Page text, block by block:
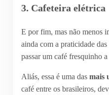
3. Cafeteira elétrica
E por fim, mas não menos
ainda com a praticidade
passar um café fresquinho
Aliás, essa é uma das mais
café entre os brasileiros,